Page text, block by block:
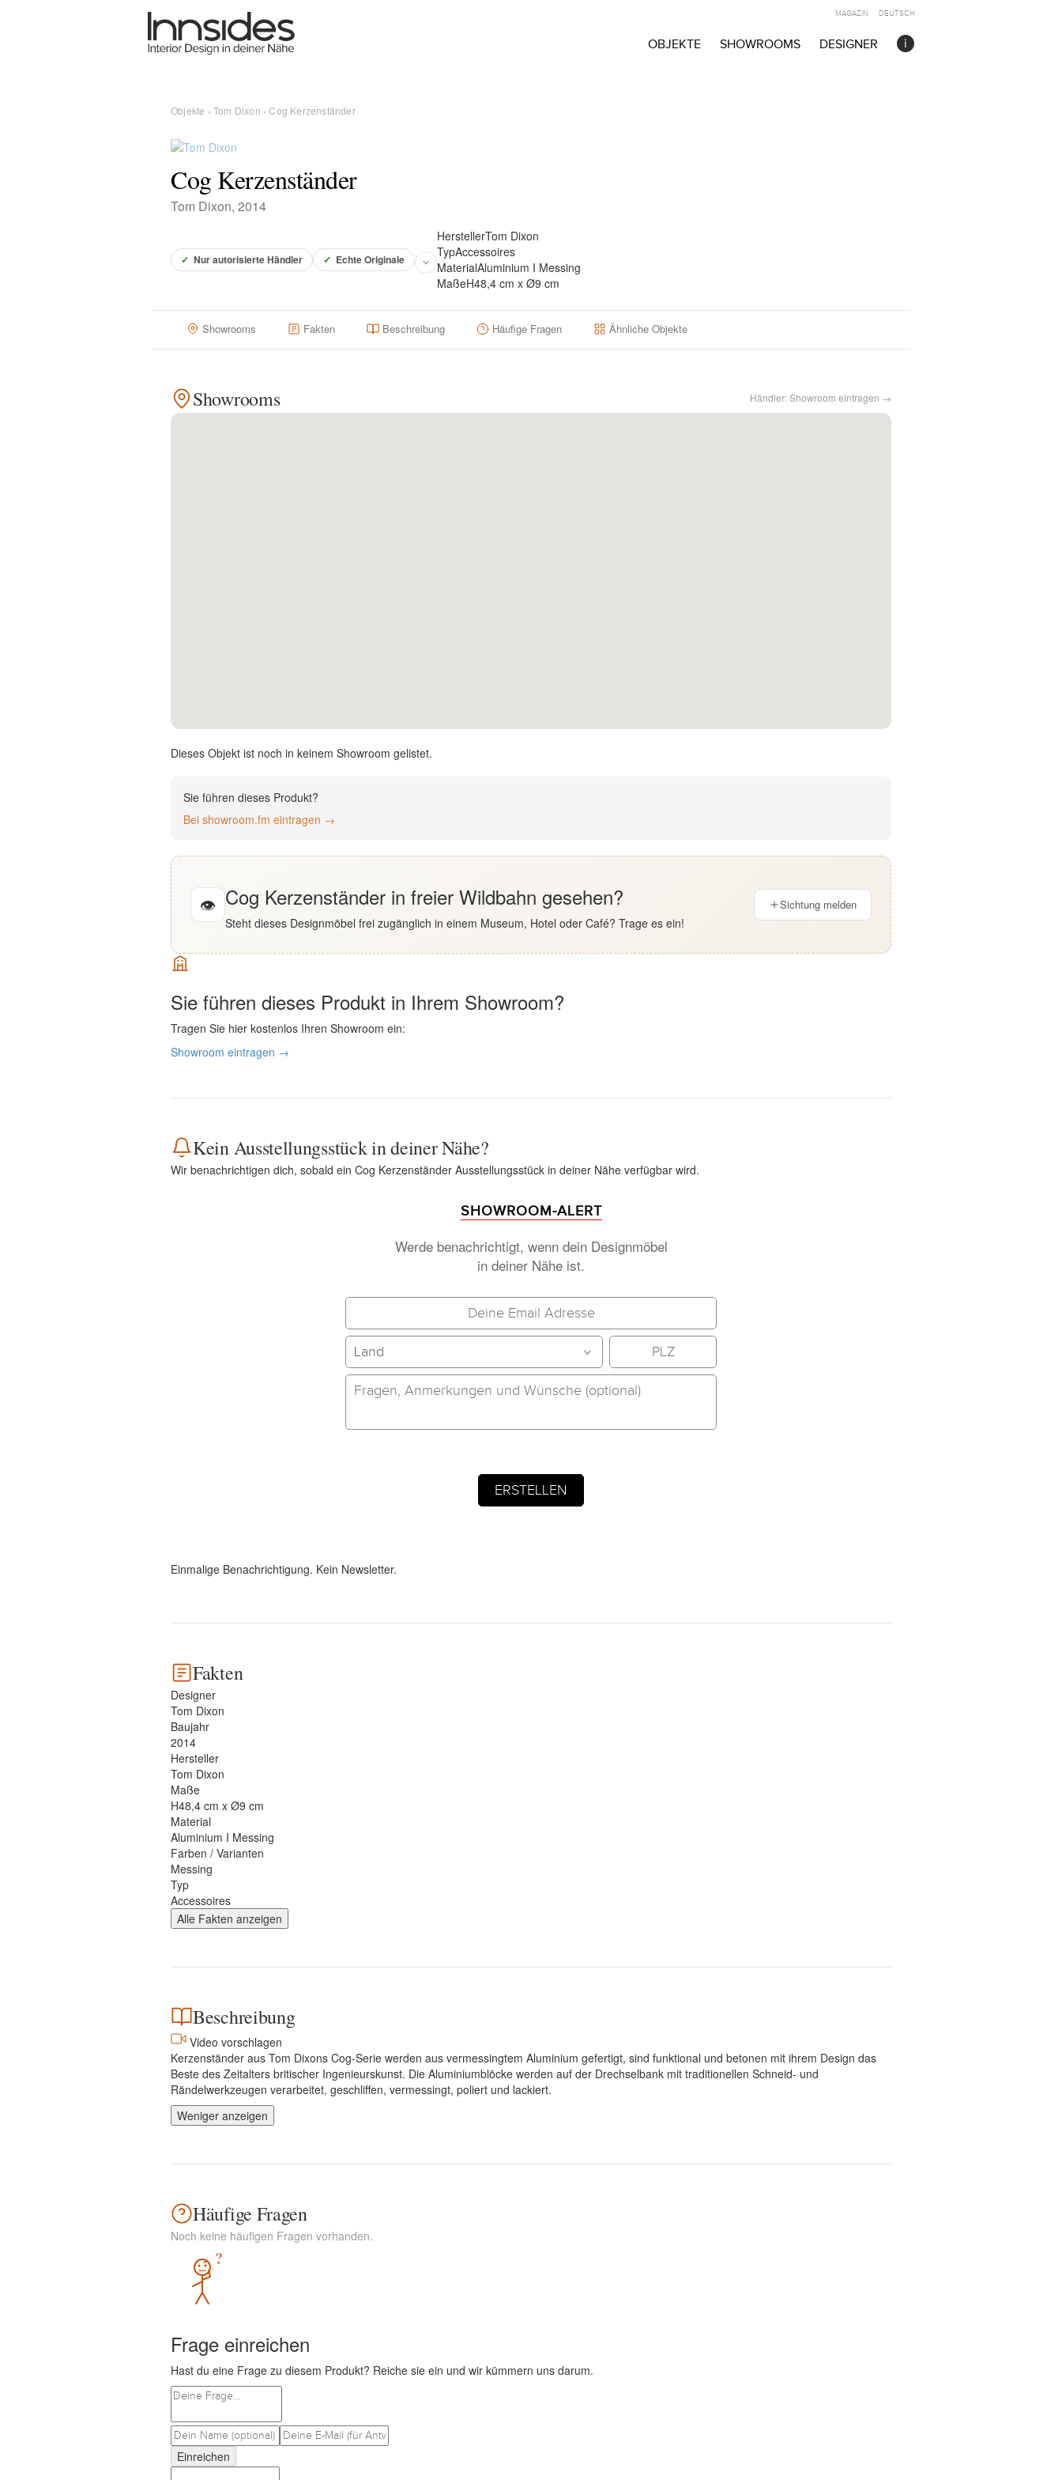
OBJEKTE SHOWROOMS DESIGNER
MAGAZIN DEUTSCH
Objekte ›Tom Dixon › Cog Kerzenständer
Cog Kerzenständer
Tom Dixon, 2014
✓ Nur autorisierte Händler ✓ Echte Originale
HerstellerTom Dixon
TypAccessoires
MaterialAluminium I Messing
MaßeH48,4 cm x Ø9 cm
Showrooms Fakten Beschreibung Häufige Fragen Ähnliche Objekte
Showrooms Händler: Showroom eintragen →
Dieses Objekt ist noch in keinem Showroom gelistet.
Sie führen dieses Produkt?
Bei showroom.fm eintragen →
👁 Cog Kerzenständer in freier Wildbahn gesehen?
Steht dieses Designmöbel frei zugänglich in einem Museum, Hotel oder Café? Trage es ein!
Sichtung melden
Sie führen dieses Produkt in Ihrem Showroom?
Tragen Sie hier kostenlos Ihren Showroom ein:
Showroom eintragen →
Kein Ausstellungsstück in deiner Nähe?
Wir benachrichtigen dich, sobald ein Cog Kerzenständer Ausstellungsstück in deiner Nähe verfügbar wird.
SHOWROOM-ALERT
Werde benachrichtigt, wenn dein Designmöbel
in deiner Nähe ist.
Einmalige Benachrichtigung. Kein Newsletter.
Fakten
Designer
Tom Dixon
Baujahr
2014
Hersteller
Tom Dixon
Maße
H48,4 cm x Ø9 cm
Material
Aluminium I Messing
Farben / Varianten
Messing
Typ
Accessoires
Alle Fakten anzeigen
Beschreibung
Video vorschlagen
Kerzenständer aus Tom Dixons Cog-Serie werden aus vermessingtem Aluminium gefertigt, sind funktional und betonen mit ihrem Design das
Beste des Zeitalters britischer Ingenieurskunst. Die Aluminiumblöcke werden auf der Drechselbank mit traditionellen Schneid- und
Rändelwerkzeugen verarbeitet, geschliffen, vermessingt, poliert und lackiert.
Weniger anzeigen
Häufige Fragen
Noch keine häufigen Fragen vorhanden.
?
Frage einreichen
Hast du eine Frage zu diesem Produkt? Reiche sie ein und wir kümmern uns darum.
Einreichen